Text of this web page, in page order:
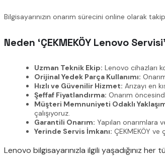
Bilgisayarınızın onarım sürecini online olarak
Neden ‘ÇEKMEKÖY Lenovo
Uzman Teknik Ekip: Lenovo cihazları
Orijinal Yedek Parça Kullanımı:
Hızlı ve Güvenilir Hizmet: Arızayı en
Şeffaf Fiyatlandırma: Onarım
Müşteri Memnuniyeti Odaklı
çalışıyoruz.
Garantili Onarım: Yapılan onarımlara
Yerinde Servis İmkanı: ÇEKMEKÖY
Lenovo bilgisayarınızla ilgili yaşadığınız